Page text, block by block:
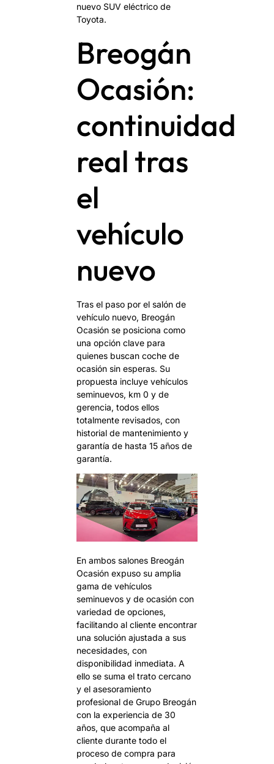
nuevo SUV eléctrico de
Toyota.
Breogán
Ocasión:
continuidad
real tras
el
vehículo
nuevo
Tras el paso por el salón de
vehículo nuevo, Breogán
Ocasión se posiciona como
una opción clave para
quienes buscan coche de
ocasión sin esperas. Su
propuesta incluye vehículos
seminuevos, km 0 y de
gerencia, todos ellos
totalmente revisados, con
historial de mantenimiento y
garantía de hasta 15 años de
garantía.
En ambos salones Breogán
Ocasión expuso su amplia
gama de vehículos
seminuevos y de ocasión con
variedad de opciones,
facilitando al cliente encontrar
una solución ajustada a sus
necesidades, con
disponibilidad inmediata. A
ello se suma el trato cercano
y el asesoramiento
profesional de Grupo Breogán
con la experiencia de 30
años, que acompaña al
cliente durante todo el
proceso de compra para